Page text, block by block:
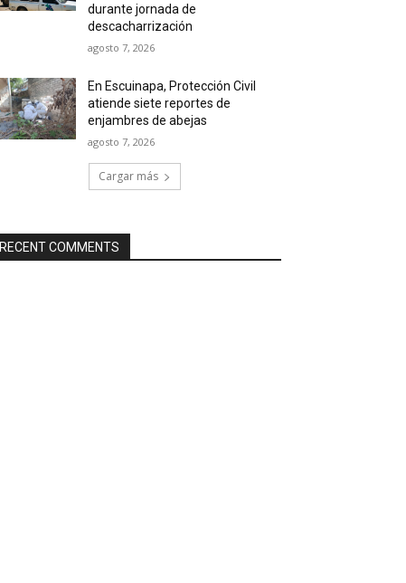
durante jornada de
descacharrización
agosto 7, 2026
En Escuinapa, Protección Civil
atiende siete reportes de
enjambres de abejas
agosto 7, 2026
Cargar más
RECENT COMMENTS